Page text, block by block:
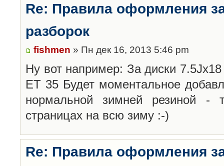
Re: Правила оформления
разборок
fishmen » Пн дек 16, 2013 5:46 pm
Ну вот например: За диски
ET 35 Будет моментальное
нормальной зимней резиной
страницах на всю зиму :-)
Re: Правила оформления